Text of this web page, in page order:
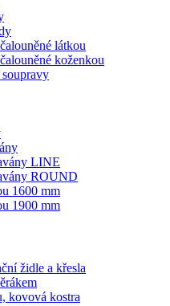
látkou
koženkou
LINE
ROUND
1600 mm
1900 mm
židle a křesla
kovová kostra